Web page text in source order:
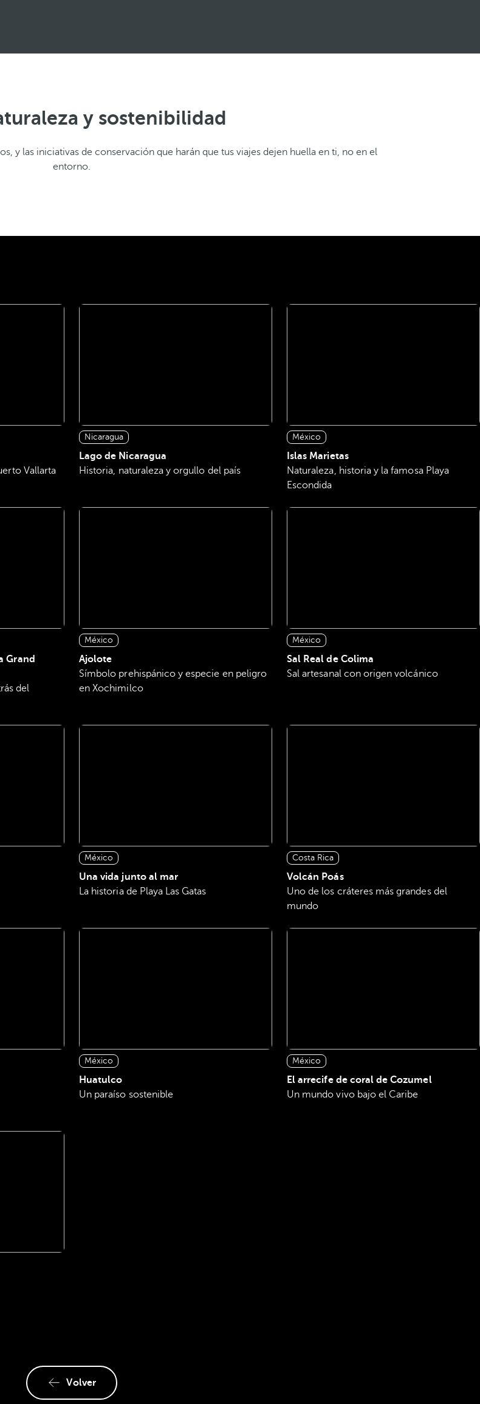
y sostenibilidad
y las iniciativas de conservación que harán que tus viajes dejen huella en ti, no en el
entorno.
Volver
Vallarta
Nicaragua
Lago de Nicaragua
Historia, naturaleza y orgullo del país
México
Islas Marietas
Naturaleza, historia y la famosa Playa
Escondida
Grand
del
México
Ajolote
Símbolo prehispánico y especie en peligro
en Xochimilco
México
Sal Real de Colima
Sal artesanal con origen volcánico
México
Una vida junto al mar
La historia de Playa Las Gatas
Costa Rica
Volcán Poás
Uno de los cráteres más grandes del
mundo
México
Huatulco
Un paraíso sostenible
México
El arrecife de coral de Cozumel
Un mundo vivo bajo el Caribe